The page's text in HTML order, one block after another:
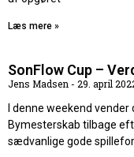
Læs mere »
SonFlow Cup –
Jens Madsen
29. april
I denne weekend
Bymesterskab tilbage
sædvanlige gode